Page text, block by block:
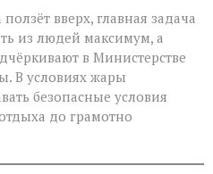
не
должна
стоить
здоровья»:
Минтруда — о
защите
работников
в
вверх, главная задача
из людей максимум, а
в Министерстве
В условиях жары
безопасные условия
до грамотно